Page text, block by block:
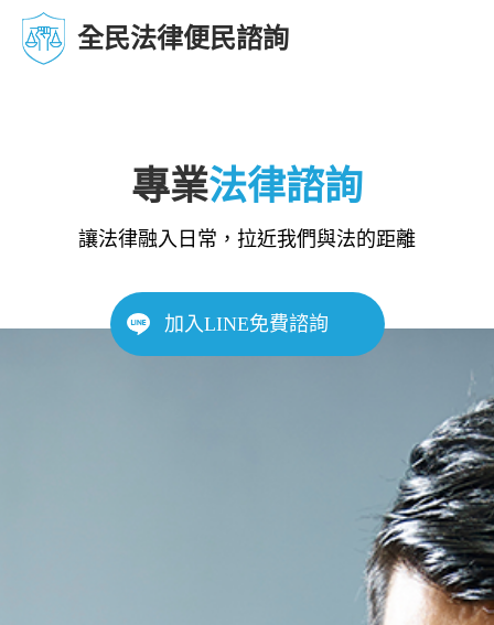
全民法律便民諮詢
專業法律諮詢
讓法律融入日常，拉近我們與法的距離
加入LINE免費諮詢